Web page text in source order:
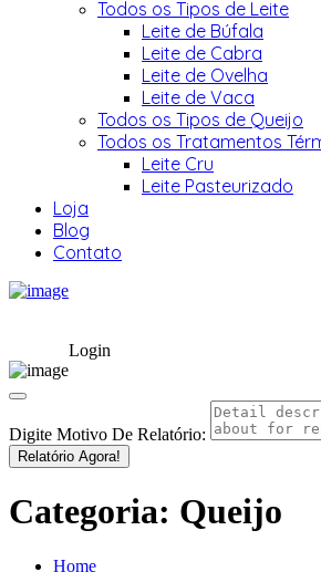
Todos os Tipos de Leite
Leite de Búfala
Leite de Cabra
Leite de Ovelha
Leite de Vaca
Todos os Tipos de Queijo
Todos os Tratamentos
Leite Cru
Leite Pasteurizado
Loja
Blog
Contato
Login
Digite Motivo De Relatório:
Relatório Agora!
Categoria: Queijo
Home